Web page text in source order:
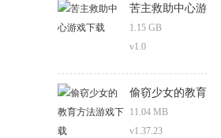
苦主救助中心游
戏下载
1.15 GB
v1.0
偷窃少女的教育
方法游戏下载
11.04 MB
v1.37.23